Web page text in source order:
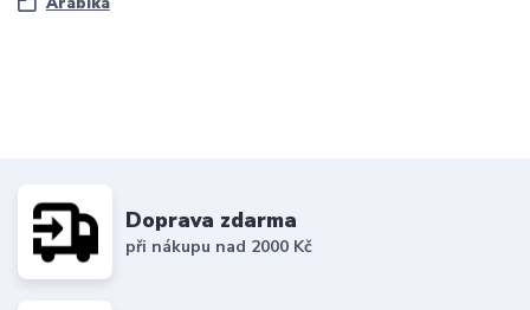
Doprava zdarma
při nákupu nad 2000 Kč